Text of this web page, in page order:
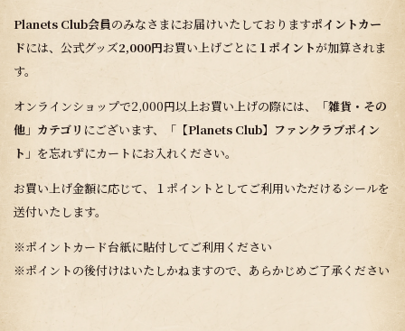
Planets Club会員のみなさまにお届けいたしておりますポイントカー
ドには、公式グッズ2,000円お買い上げごとに １ポイントが加算されま
す。
オンラインショップで2,000円以上お買い上げの際には、
「雑貨・その
他」カテゴリ にございます、
「【Planets Club】ファンクラブポイン
ト」 を忘れずにカートにお入れください。
お買い上げ金額に応じて、１ポイントとしてご利用いただけるシールを
送付いたします。
※ポイントカード台紙に貼付してご利用ください
※ポイントの後付けはいたしかねますので、あらかじめご了承ください